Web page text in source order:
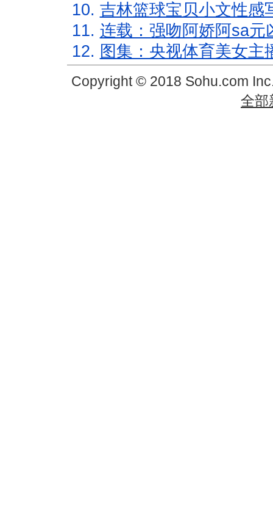
10. 吉林篮球宝贝小文性感
11. 连载：强吻阿娇阿sa元
12. 图集：央视体育美女主
Copyright © 2018 Sohu.com
全部